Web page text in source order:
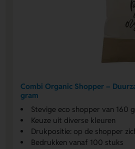
Combi Organic Shopper –
gram
Stevige eco shopper van 160
Keuze uit diverse kleuren
Drukpositie: op de shopper
Bedrukken vanaf 100 stuks